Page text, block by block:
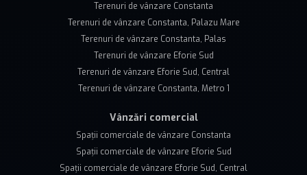
Terenuri de vânzare Constanta
Terenuri de vânzare Constanta, Palazu Mare
Terenuri de vânzare Constanta, Palas
Terenuri de vânzare Eforie Sud
Terenuri de vânzare Eforie Sud, Central
Terenuri de vânzare Constanta, Metro 1
Vânzări comercial
Spații comerciale de vânzare Constanta
Spații comerciale de vânzare Eforie Sud
Spații comerciale de vânzare Eforie Sud, Central